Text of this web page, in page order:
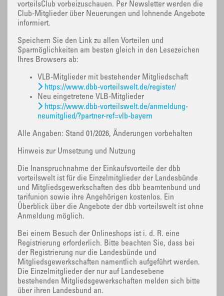
vorteilsClub vorbeizuschauen. Per Newsletter werden die
Club-Mitglieder über Neuerungen und lohnende Angebote
informiert.
Speichern Sie den Link zu allen Vorteilen und
Sparmöglichkeiten am besten gleich in den Lesezeichen
Ihres Browsers ab:
VLB-Mitglieder mit bestehender Mitgliedschaft
https://www.dbb-vorteilswelt.de/register/
Neu eingetretene VLB-Mitglieder
https://www.dbb-vorteilswelt.de/anmeldung-
neumitglied/?partner-ref=vlb-bayern
Alle Angaben: Stand 01/2026, Änderungen vorbehalten
Hinweis zur Umsetzung und Nutzung
Die Inanspruchnahme der Einkaufsvorteile der dbb
vorteilswelt ist für die Einzelmitglieder der Landesbünde
und Mitgliedsgewerkschaften des dbb beamtenbund und
tarifunion sowie ihre Angehörigen kostenlos. Ein
Überblick über die Angebote der dbb vorteilswelt ist ohne
Anmeldung möglich.
Bei einem Besuch der Onlineshops ist i. d. R. eine
Registrierung erforderlich. Bitte beachten Sie, dass bei
der Registrierung nur die Landesbünde und
Mitgliedsgewerkschaften namentlich aufgeführt werden.
Die Einzelmitglieder der nur auf Landesebene
bestehenden Mitgliedsgewerkschaften melden sich bitte
über ihren Landesbund an.